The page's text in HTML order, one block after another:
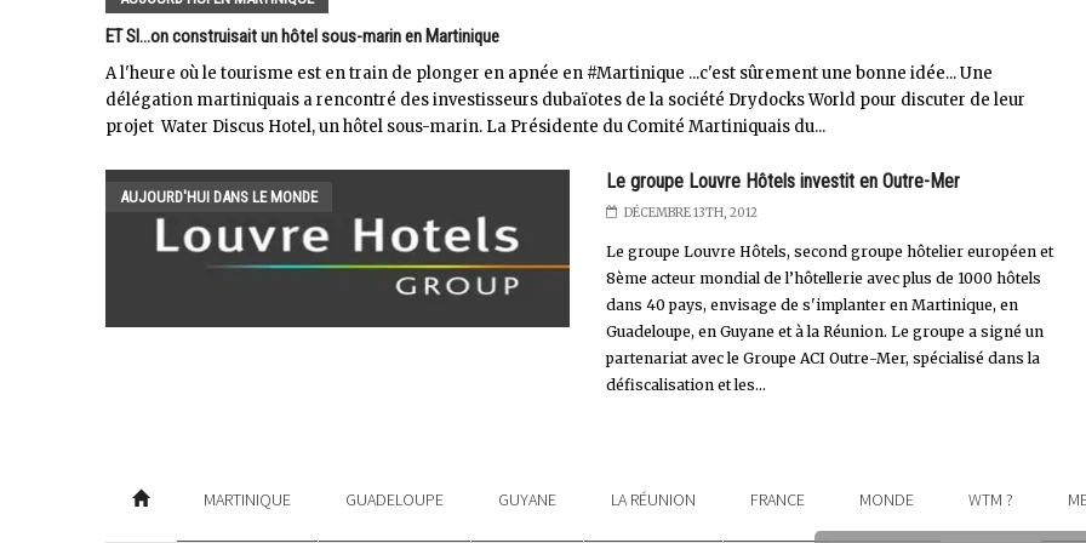
ET SI...on construisait un hôtel sous-marin en Martinique
A l'heure où le tourisme est en train de plonger en apnée en #Martinique ...c'est sûrement une bonne idée... Une
délégation martiniquais a rencontré des investisseurs dubaïotes de la société Drydocks World pour discuter de leur
projet Water Discus Hotel, un hôtel sous-marin. La Présidente du Comité Martiniquais du...
AUJOURD'HUI DANS LE MONDE
Le groupe Louvre Hôtels investit en Outre-Mer
DÉCEMBRE 13TH, 2012
Le groupe Louvre Hôtels, second groupe hôtelier européen et
8ème acteur mondial de l’hôtellerie avec plus de 1000 hôtels
dans 40 pays, envisage de s'implanter en Martinique, en
Guadeloupe, en Guyane et à la Réunion. Le groupe a signé un
partenariat avec le Groupe ACI Outre-Mer, spécialisé dans la
défiscalisation et les...
MARTINIQUE GUADELOUPE GUYANE LA RÉUNION FRANCE MONDE WTM ?